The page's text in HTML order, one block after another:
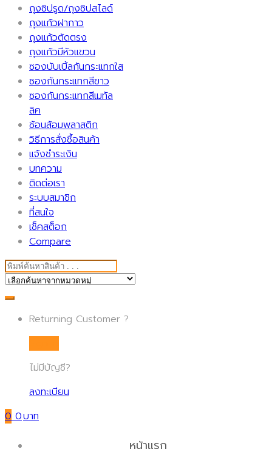
ถุงซิปรูด/ถุงซิปสไลด์
ถุงแก้วฝากาว
ถุงแก้วตัดตรง
ถุงแก้วมีหัวแขวน
ซองบับเบิ้ลกันกระแทกใส
ซองกันกระแทกสีขาว
ซองกันกระแทกสีเมทัล
ลิค
ช้อนส้อมพลาสติก
วิธีการสั่งซื้อสินค้า
แจ้งชำระเงิน
บทความ
ติดต่อเรา
ระบบสมาชิก
ที่สนใจ
เช็คสต็อก
Compare
Search for:
Returning Customer ?
ไม่มีบัญชี?
ลงทะเบียน
0 0
หน้าแรก